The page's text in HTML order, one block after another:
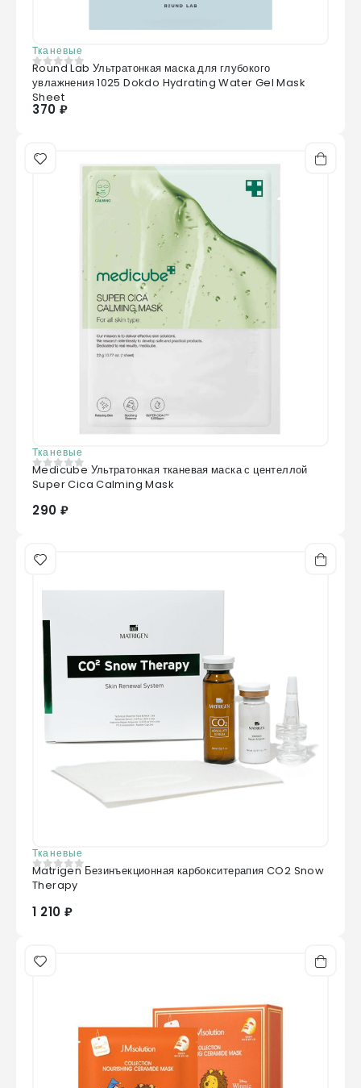
Тканевые
0 из 5
Round Lab Ультратонкая маска для глубокого
увлажнения 1025 Dokdo Hydrating Water Gel Mask
Sheet
370 ₽
Тканевые
0из 5
Medicube Ультратонкая тканевая маска с центеллой
Super Cica Calming Mask
290 ₽
Тканевые
0из 5
Matrigen Безинъекционная карбокситерапия CO2 Snow
Therapy
1 210 ₽